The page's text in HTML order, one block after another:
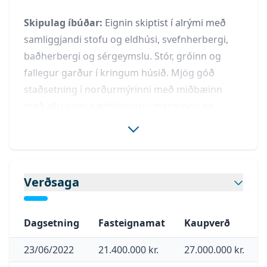
Skipulag íbúðar: Eignin skiptist í alrými með
samliggjandi stofu og eldhúsi, svefnherbergi,
baðherbergi og sérgeymslu. Stór, gróinn og
fallegur garður í kringum húsið. Mjög góð
staðsetning í norðurmýrinni með miðbæinn
áfram. Nýr kaupandi tekur yfir núverandi
Nánari lýsing:
Gengið er inn um inngang á hlið hússins þar
Verðsaga
Dagsetning Fasteignamat Kaupverð
23/06/2022 21.400.000 kr. 27.000.000 kr.